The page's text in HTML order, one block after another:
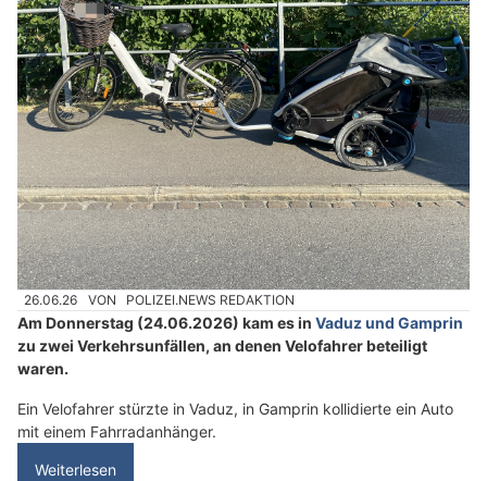
26.06.26 VON POLIZEI.NEWS REDAKTION
Am Donnerstag (24.06.2026) kam es in Vaduz und Gamprin
zu zwei Verkehrsunfällen, an denen Velofahrer beteiligt
waren.
Ein Velofahrer stürzte in Vaduz, in Gamprin kollidierte ein Auto
mit einem Fahrradanhänger.
Weiterlesen